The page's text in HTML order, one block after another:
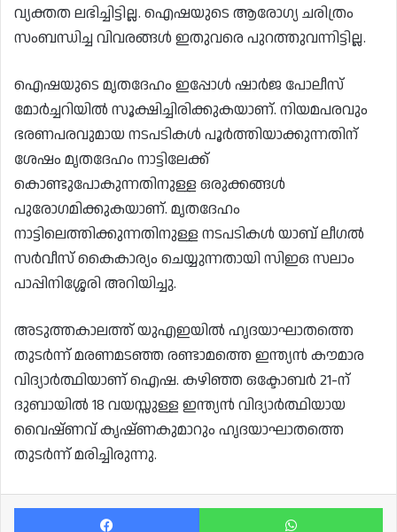
വ്യക്തത ലഭിച്ചിട്ടില്ല. ഐഷയുടെ ആരോഗ്യ ചരിത്രം
സംബന്ധിച്ച വിവരങ്ങൾ ഇതുവരെ പുറത്തുവന്നിട്ടില്ല.
ഐഷയുടെ മൃതദേഹം ഇപ്പോൾ ഷാർജ പോലീസ്
മോർച്ചറിയിൽ സൂക്ഷിച്ചിരിക്കുകയാണ്. നിയമപരവും
ഭരണപരവുമായ നടപടികൾ പൂർത്തിയാക്കുന്നതിന്
ശേഷം മൃതദേഹം നാട്ടിലേക്ക്
കൊണ്ടുപോകുന്നതിനുള്ള ഒരുക്കങ്ങൾ
പുരോഗമിക്കുകയാണ്. മൃതദേഹം
നാട്ടിലെത്തിക്കുന്നതിനുള്ള നടപടികൾ യാബ് ലീഗൽ
സർവീസ് കൈകാര്യം ചെയ്യുന്നതായി സിഇഒ സലാം
പാപ്പിനിശ്ശേരി അറിയിച്ചു.
അടുത്തകാലത്ത് യുഎഇയിൽ ഹൃദയാഘാതത്തെ
തുടർന്ന് മരണമടഞ്ഞ രണ്ടാമത്തെ ഇന്ത്യൻ കൗമാര
വിദ്യാർത്ഥിയാണ് ഐഷ. കഴിഞ്ഞ ഒക്ടോബർ 21-ന്
ദുബായിൽ 18 വയസ്സുള്ള ഇന്ത്യൻ വിദ്യാർത്ഥിയായ
വൈഷ്ണവ് കൃഷ്ണകുമാറും ഹൃദയാഘാതത്തെ
തുടർന്ന് മരിച്ചിരുന്നു.
Facebook